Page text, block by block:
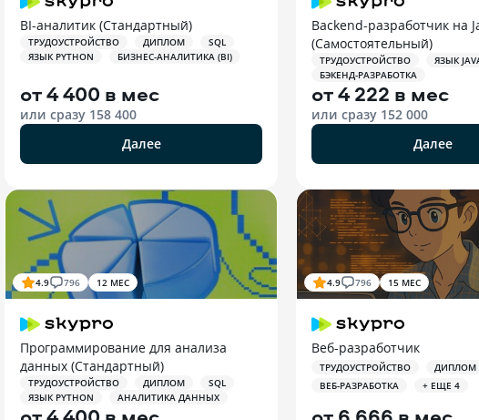
BI-аналитик (Стандартный)
ТРУДОУСТРОЙСТВО ДИПЛОМ
SQL
ЯЗЫК PYTHON
БИЗНЕС-АНАЛИТИКА (BI)
от4 400 в мес
или сразу 158 400
Далее
Backend-разработчик на
(Самостоятельный)
ТРУДОУСТРОЙСТВО
ЯЗЫК
БЭКЕНД-РАЗРАБОТКА
от4 222 в мес
или сразу 152 000
Далее
4.9 796 12 МЕС
Программирование для анализа
данных (Стандартный)
ТРУДОУСТРОЙСТВО ДИПЛОМ
SQL
ЯЗЫК PYTHON
АНАЛИТИКА ДАННЫХ
4.9 796 15 МЕС
Веб-разработчик
ТРУДОУСТРОЙСТВО
ДИПЛОМ
ВЕБ-РАЗРАБОТКА
+ ЕЩЕ 4